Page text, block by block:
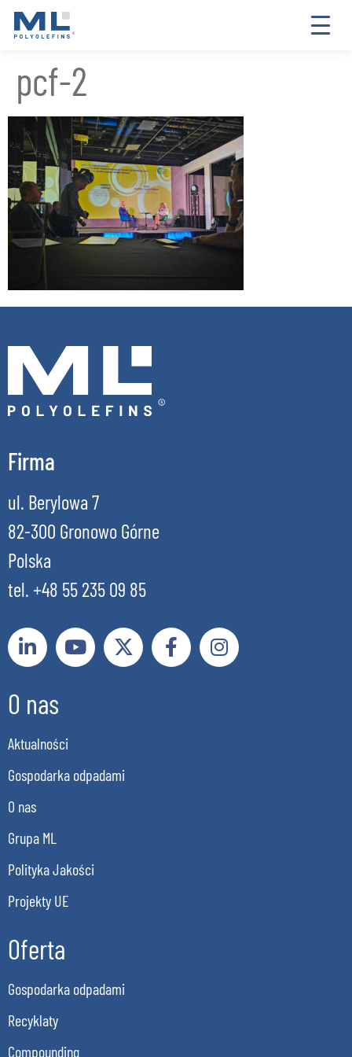
pcf-2
Firma
ul. Berylowa 7
82-300 Gronowo Górne
Polska
tel. +48 55 235 09 85
O nas
Aktualności
Gospodarka odpadami
O nas
Grupa ML
Polityka Jakości
Projekty UE
Oferta
Gospodarka odpadami
Recyklaty
Compounding